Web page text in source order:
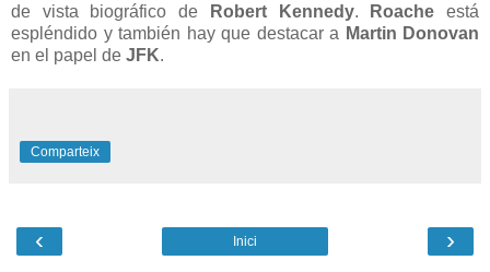
de vista biográfico de
Robert Kennedy. Roache está
espléndido y también hay que destacar a Martin Donovan
en el papel de JFK.
Comparteix
‹ ›
Inici